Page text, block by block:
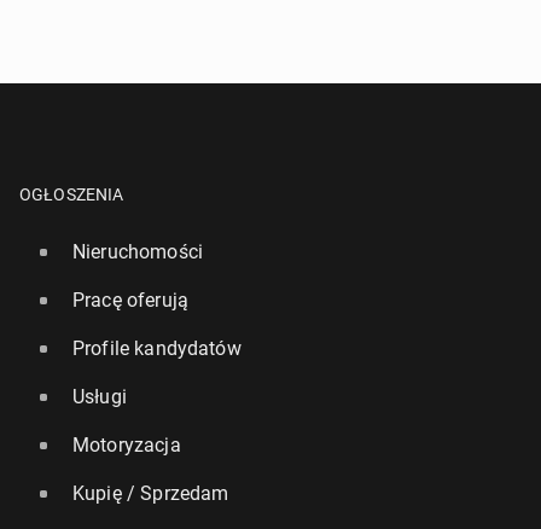
OGŁOSZENIA
Nieruchomości
Pracę oferują
Profile kandydatów
Usługi
Motoryzacja
Kupię / Sprzedam